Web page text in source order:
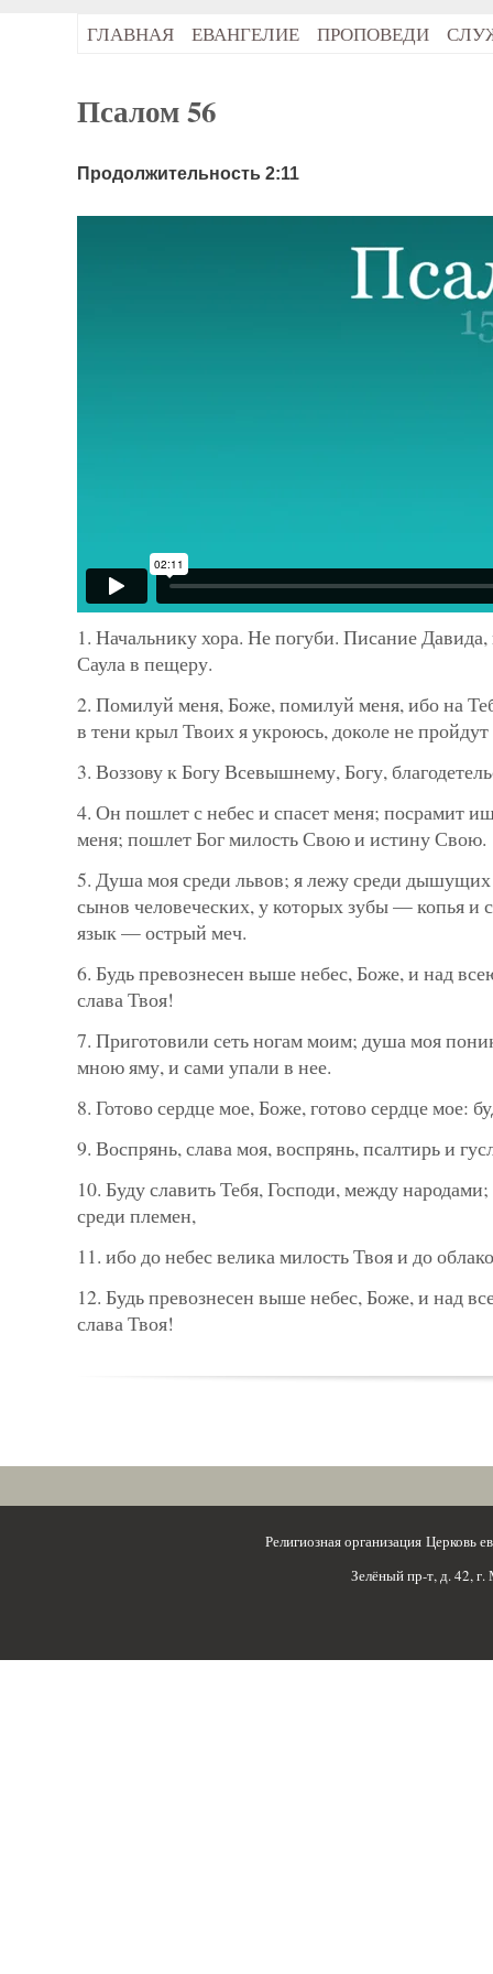
ГЛАВНАЯ ЕВАНГЕЛИЕ ПРОПОВЕДИ
Псалом 56
Продолжительность 2:11
1. Начальнику хора. Не погуби. Писание Давида,
Саула в пещеру.
2. Помилуй меня, Боже, помилуй меня, ибо на
в тени крыл Твоих я укроюсь, доколе не
3. Воззову к Богу Всевышнему, Богу,
4. Он пошлет с небес и спасет меня; посрамит
меня; пошлет Бог милость Свою и истину Свою.
5. Душа моя среди львов; я лежу среди
сынов человеческих, у которых зубы — копья и
язык — острый меч.
6. Будь превознесен выше небес, Боже, и над
слава Твоя!
7. Приготовили сеть ногам моим; душа моя
мною яму, и сами упали в нее.
8. Готово сердце мое, Боже, готово сердце мое:
9. Воспрянь, слава моя, воспрянь, псалтирь и
10. Буду славить Тебя, Господи, между народами;
среди племен,
11. ибо до небес велика милость Твоя и до
12. Будь превознесен выше небес, Боже, и над
слава Твоя!
Религиозная организация
Зелёный пр-т, д. 42,